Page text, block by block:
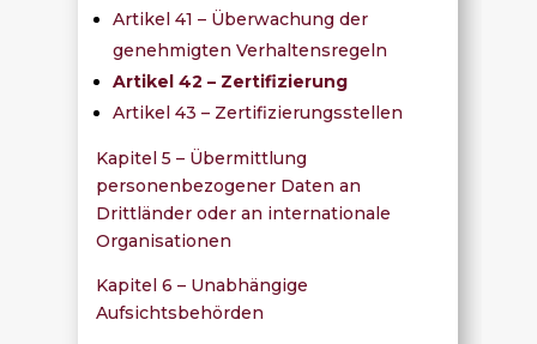
Artikel 41 – Überwachung der
genehmigten Verhaltensregeln
Artikel 42 – Zertifizierung
Artikel 43 – Zertifizierungsstellen
Kapitel 5 – Übermittlung
personenbezogener Daten an
Drittländer oder an internationale
Organisationen
Kapitel 6 – Unabhängige
Aufsichtsbehörden